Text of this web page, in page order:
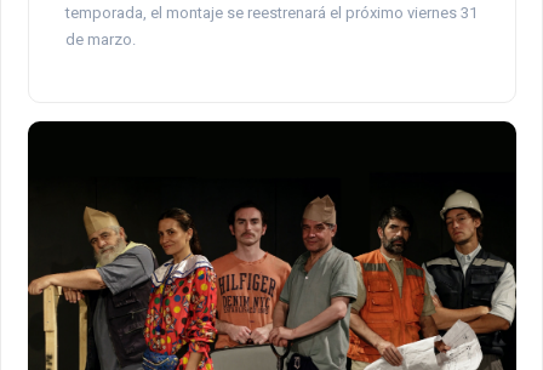
temporada, el montaje se reestrenará el próximo viernes 31
de marzo.